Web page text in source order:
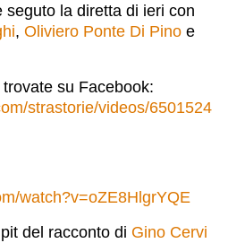
seguto la diretta di ieri con
, Oliviero Ponte Di Pino e
su Facebook:
strastorie/videos/6501524
watch?v=oZE8HlgrYQE
del racconto di Gino Cervi